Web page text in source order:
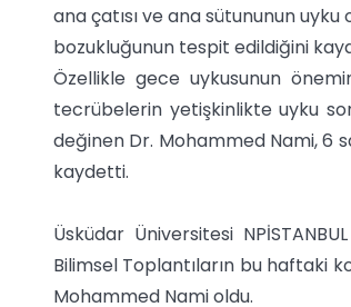
ana çatısı ve ana sütununun
bozukluğunun tespit edildiğini
Özellikle gece uykusunun
tecrübelerin yetişkinlikte uyku
değinen Dr. Mohammed Nami, 6
kaydetti.
Üsküdar Üniversitesi
Bilimsel Toplantıların bu haftaki
Mohammed Nami oldu.